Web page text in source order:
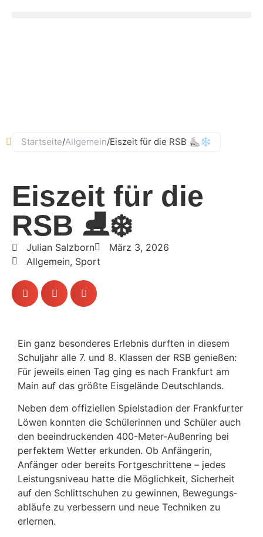
Startseite/Allgemein/Eiszeit für die RSB ⛸️❄️
Eiszeit für die
RSB ⛸️❄️
Julian Salzborn
März 3, 2026
Allgemein, Sport
Ein ganz beson­deres Erlebnis durften in diesem
Schul­jahr alle 7. und 8. Klassen der RSB genießen:
Für jeweils einen Tag ging es nach Frank­furt am
Main auf das größte Eisge­lände Deutschlands.
Neben dem offi­zi­ellen Spiel­sta­dion der Frank­furter
Löwen konnten die Schü­le­rinnen und Schüler auch
den beein­dru­ckenden 400-Meter-Außen­ring bei
perfektem Wetter erkunden. Ob Anfän­gerin,
Anfänger oder bereits Fort­ge­schrit­tene – jedes
Leis­tungs­ni­veau hatte die Möglich­keit, Sicher­heit
auf den Schlitt­schuhen zu gewinnen, Bewe­gungs­
ab­läufe zu verbes­sern und neue Tech­niken zu
erlernen.